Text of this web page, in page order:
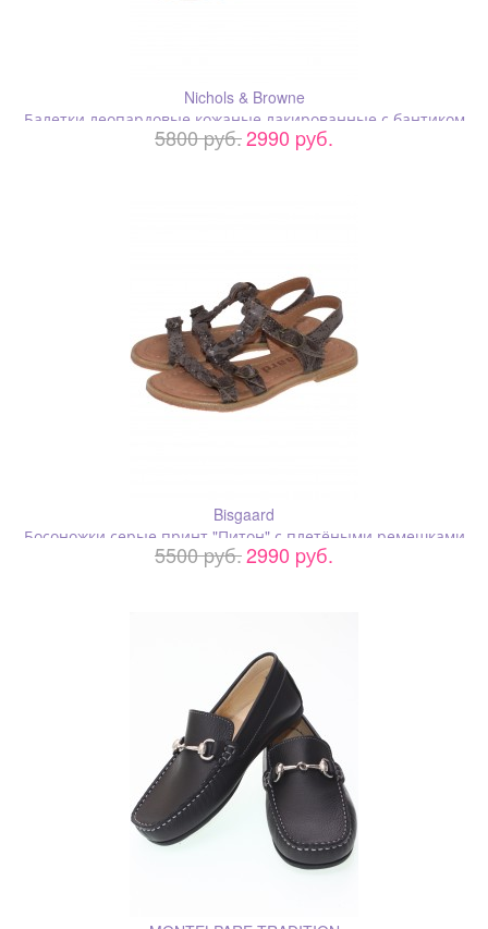
Nichols & Browne
Балетки леопардовые кожаные лакированные с бантиком
5800 pуб.2990 pуб.
Bisgaard
Босоножки серые принт "Питон" с плетёными ремешками
5500 pуб.2990 pуб.